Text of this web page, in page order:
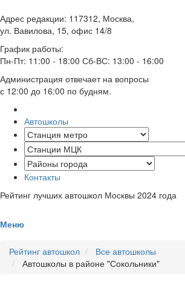
Адрес редакции: 117312, Москва,
ул. Вавилова, 15, офис 14/8
График работы:
Пн-Пт: 11:00 - 18:00 Сб-ВС: 13:00 - 16:00
Администрация отвечает на вопросы
с 12:00 до 16:00 по будням.
Автошколы
Контакты
Рейтинг лучших автошкол Москвы 2024 года
Меню
Рейтинг автошкол
Все автошколы
Автошколы в районе "Сокольники"